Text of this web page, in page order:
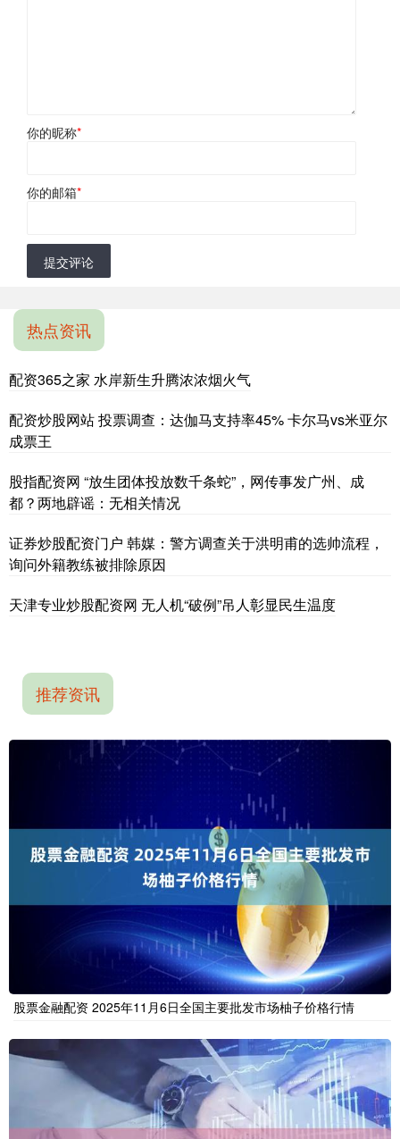
你的昵称*
你的邮箱*
提交评论
热点资讯
配资365之家 水岸新生升腾浓浓烟火气
配资炒股网站 投票调查：达伽马支持率45% 卡尔马vs米亚尔
成票王
股指配资网 “放生团体投放数千条蛇”，网传事发广州、成
都？两地辟谣：无相关情况
证券炒股配资门户 韩媒：警方调查关于洪明甫的选帅流程，
询问外籍教练被排除原因
天津专业炒股配资网 无人机“破例”吊人彰显民生温度
推荐资讯
股票金融配资 2025年11月6日全国主要批发市场柚子价格行情